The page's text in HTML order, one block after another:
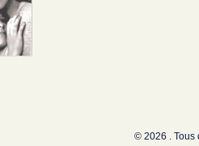
© 2026 . Tous